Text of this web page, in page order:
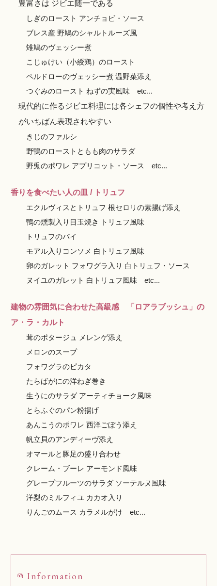
豊富さは ジビエ随一である
しぎのロースト アンチョビ・ソース
ブレス産 野鳩のシャルトルーズ風
雉鳩のヴェッシー煮
こじゅけい（小綬鶏）のロースト
ペルドローのヴェッシー煮 温野菜添え
つぐみのロースト ねずの実風味 etc...
現代的に作るジビエ料理には各シェフの個性や考え方
がいちばん表現されやすい
きじのファルシ
野鴨のローストともも肉のサラダ
野兎のポワレ アプリコット・ソース etc...
香りを食べたい人の皿 / トリュフ
エクルヴィスとトリュフ 根セロリの素揚げ添え
鴨の燻製入り目玉焼き トリュフ風味
トリュフのパイ
モアル入りコンソメ 白トリュフ風味
卵のガレット フォワグラ入り 白トリュフ・ソース
ヌイユのガレット 白トリュフ風味 etc...
建物の雰囲気に合わせた高級感 「ロアラブッシュ」の
ア・ラ・カルト
茸のポタージュ メレンゲ添え
メロンのスープ
フォワグラのピカタ
たらばがにの洋ねぎ巻き
生うにのサラダ アーティチョーク風味
とらふぐのパン粉揚げ
あんこうのポワレ 西洋ごぼう添え
帆立貝のアンディーヴ添え
オマールと豚足の盛り合わせ
クレーム・ブーレ アーモンド風味
グレープフルーツのサラダ ソーテルヌ風味
洋梨のミルフィユ カカオ入り
りんごのムース カラメルがけ etc...
Information